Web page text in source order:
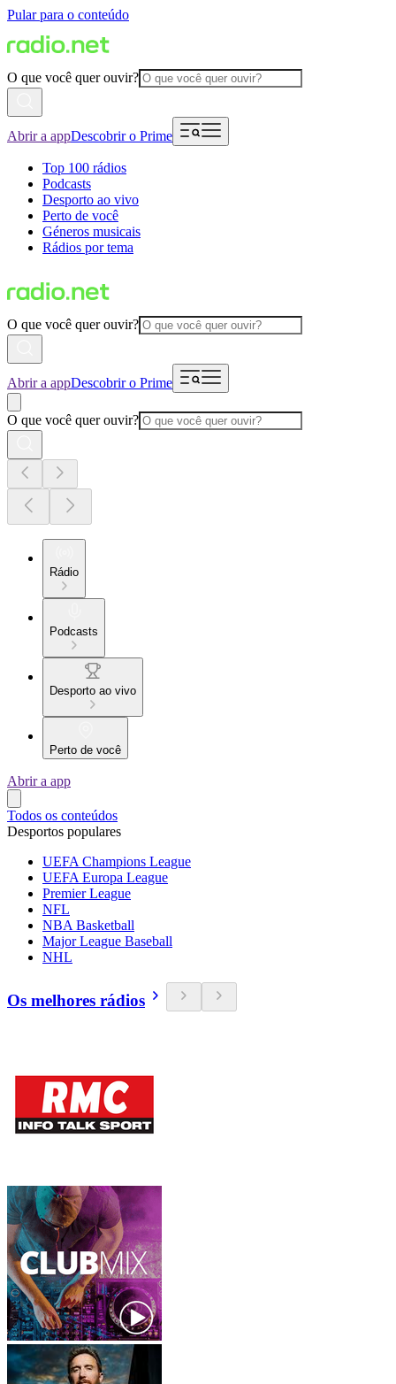
Pular para o conteúdo
O que você quer ouvir?
Abrir a appDescobrir o Prime
Top 100 rádios
Podcasts
Desporto ao vivo
Perto de você
Géneros musicais
Rádios por tema
O que você quer ouvir?
Abrir a appDescobrir o Prime
O que você quer ouvir?
Rádio
Podcasts
Desporto ao vivo
Perto de você
Abrir a app
Todos os conteúdos
Desportos populares
UEFA Champions League
UEFA Europa League
Premier League
NFL
NBA Basketball
Major League Baseball
NHL
Os melhores rádios